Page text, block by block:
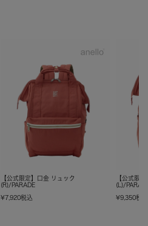
【公式限定】口金 リュック
(R)/PARADE
¥7,920税込
【公式限
(L)/
¥9,350税込